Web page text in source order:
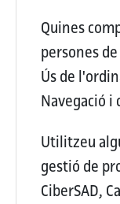
Quines
persones
Ús de
Navegació
Utilitzeu
gestió de
CiberSAD,